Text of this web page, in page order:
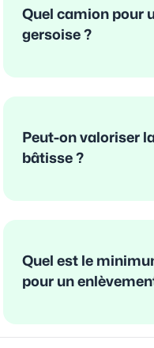
Quel camion pour
gersoise ?
Peut-on valoriser
bâtisse ?
Quel est le
pour un